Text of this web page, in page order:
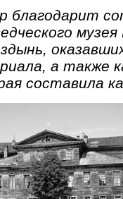
благодарит
а также
составила